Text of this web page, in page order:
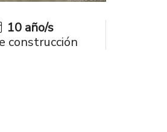
10 año/s
construcción